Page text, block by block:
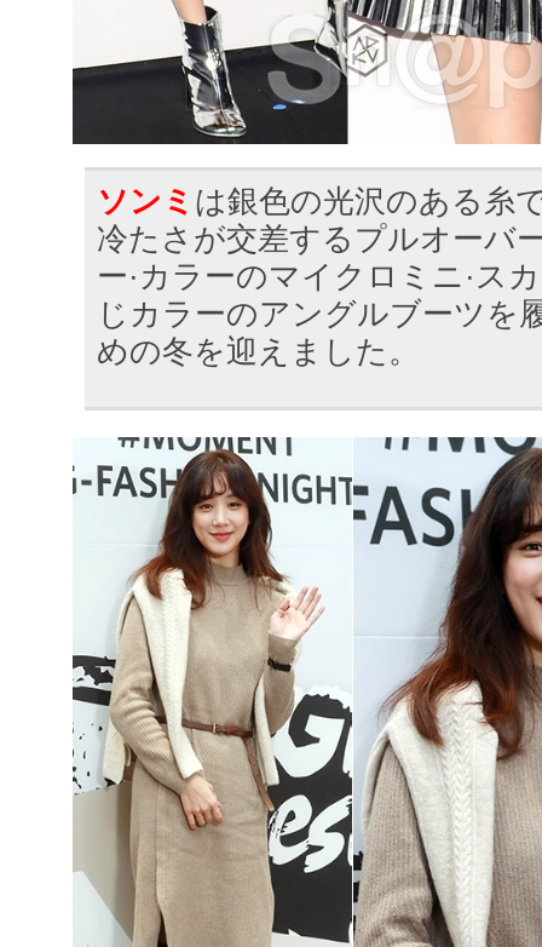
ソンミ は銀色の光沢のある糸
冷たさが交差するプルオーバ
ー·カラーのマイクロミニ·ス
じカラーのアングルブーツを
めの冬を迎えました。